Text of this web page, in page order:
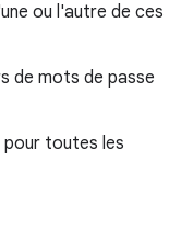
ou l'autre de ces
de mots de passe
toutes les